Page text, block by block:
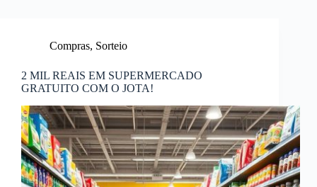
Compras, Sorteio
2 MIL REAIS EM SUPERMERCADO
GRATUITO COM O JOTA!